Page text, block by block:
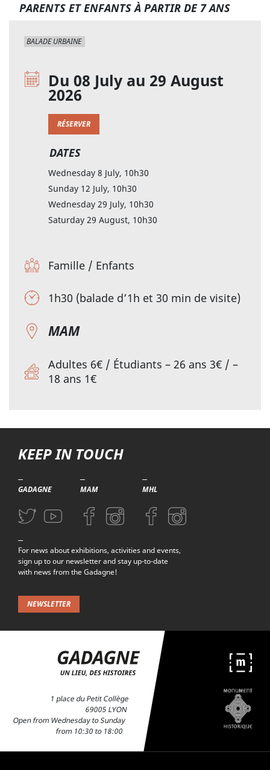
PARENTS ET ENFANTS À PARTIR DE 7 ANS
BALADE URBAINE
Du 08 July au 29 August
2026
RÉSERVER
DATES
Wednesday 8 July, 10h30
Sunday 12 July, 10h30
Wednesday 29 July, 10h30
Saturday 29 August, 10h30
Famille / Enfants
1h30 (balade d’1h et 30 min de visite)
MAM
Adultes 6€ / Étudiants – 26 ans 3€ / –
18 ans 1€
KEEP IN TOUCH
GADAGNE
Aller sur la page Twitter (nouvelle fenetre)
Aller sur la page Youtube (nouvelle fenetre)
MAM
Aller sur la page Facebook (nouvelle fenetre)
Aller sur la page Instagram (nouvelle fenetre)
MHL
Aller sur la page Facebook (nouvelle
Aller sur la page Instagram
For news about exhibitions, activities and events,
sign up to our newsletter and stay up-to-date
with news from the Gadagne!
NEWSLETTER
1 place du Petit Collège
69005 LYON
Open from Wednesday to Sunday
from 10:30 to 18:00